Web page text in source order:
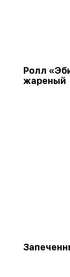
Ролл
жареный